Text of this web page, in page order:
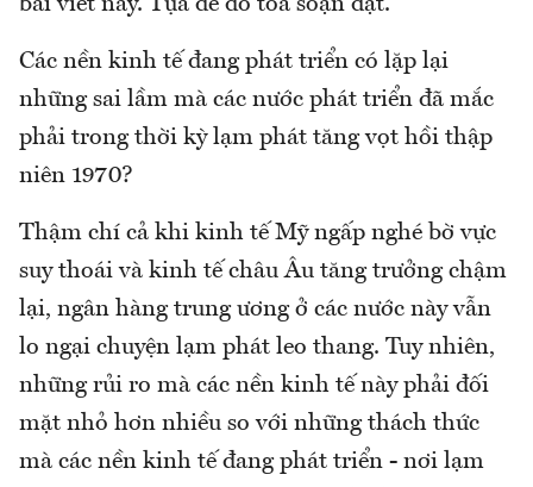
bài viết này. Tựa đề do tòa soạn đặt.
Các nền kinh tế đang phát triển có lặp lại
những sai lầm mà các nước phát triển đã mắc
phải trong thời kỳ lạm phát tăng vọt hồi thập
niên 1970?
Thậm chí cả khi kinh tế Mỹ ngấp nghé bờ vực
suy thoái và kinh tế châu Âu tăng trưởng chậm
lại, ngân hàng trung ương ở các nước này vẫn
lo ngại chuyện lạm phát leo thang. Tuy nhiên,
những rủi ro mà các nền kinh tế này phải đối
mặt nhỏ hơn nhiều so với những thách thức
mà các nền kinh tế đang phát triển - nơi lạm